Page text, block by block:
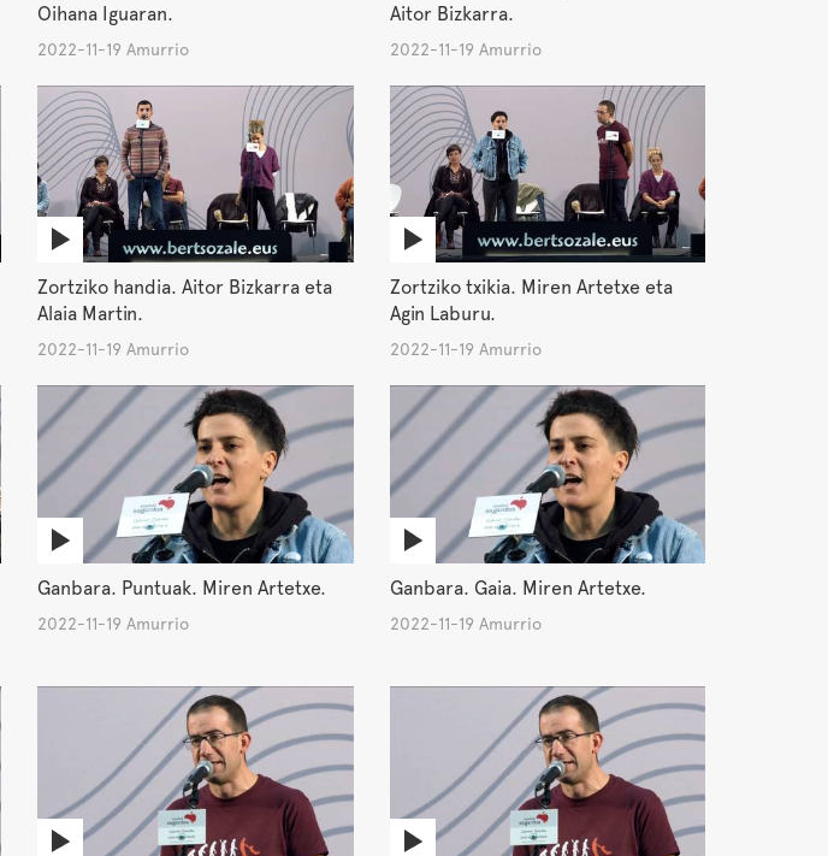
Oihana Iguaran.
2022-11-19 Amurrio
Aitor Bizkarra.
2022-11-19 Amurrio
Zortziko handia. Aitor Bizkarra eta
Alaia Martin.
2022-11-19 Amurrio
Zortziko txikia. Miren Artetxe eta
Agin Laburu.
2022-11-19 Amurrio
Ganbara. Puntuak. Miren Artetxe.
2022-11-19 Amurrio
Ganbara. Gaia. Miren Artetxe.
2022-11-19 Amurrio